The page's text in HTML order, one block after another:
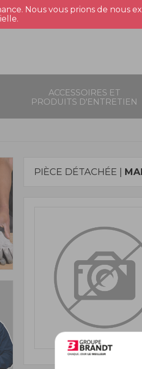
Nous vous prions de nous
ACCESSOIRES ET
PRODUITS D'ENTRETIEN
PIÈCE DÉTACHÉE |